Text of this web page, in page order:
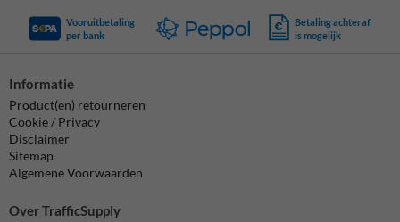
Vooruitbetaling
per bank
Betaling achteraf
is mogelijk
Informatie
Product(en) retourneren
Cookie / Privacy
Disclaimer
Sitemap
Algemene Voorwaarden
Over TrafficSupply